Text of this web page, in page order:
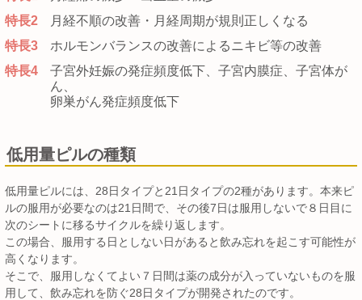
特長2
月経不順の改善・月経周期が規則正しくなる
特長3
ホルモンバランスの改善によるニキビ等の改善
特長4
子宮外妊娠の発症頻度低下、子宮内膜症、子宮体が
ん、
卵巣がん発症頻度低下
低用量ピルの種類
低用量ピルには、28日タイプと21日タイプの2種があります。本来ピ
ルの服用が必要なのは21日間で、その後7日は服用しないで８日目に
次のシートに移るサイクルを繰り返します。
この場合、服用する日としない日があると飲み忘れを起こす可能性が
高くなります。
そこで、服用しなくてよい７日間は薬の成分が入っていないものを服
用して、飲み忘れを防ぐ28日タイプが開発されたのです。